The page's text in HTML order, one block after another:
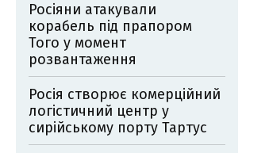
Росіяни атакували
корабель під прапором
Того у момент
розвантаження
Росія створює комерційний
логістичний центр у
сирійському порту Тартус